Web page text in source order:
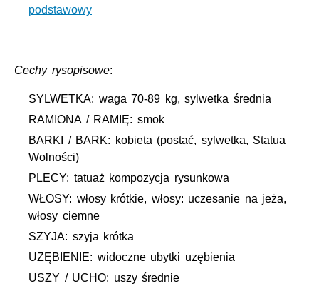
podstawowy
Cechy rysopisowe:
SYLWETKA: waga 70-89 kg, sylwetka średnia
RAMIONA / RAMIĘ: smok
BARKI / BARK: kobieta (postać, sylwetka, Statua
Wolności)
PLECY: tatuaż kompozycja rysunkowa
WŁOSY: włosy krótkie, włosy: uczesanie na jeża,
włosy ciemne
SZYJA: szyja krótka
UZĘBIENIE: widoczne ubytki uzębienia
USZY / UCHO: uszy średnie